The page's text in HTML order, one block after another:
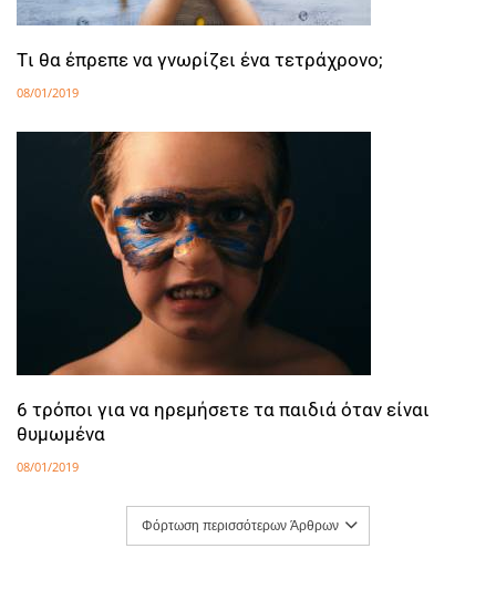
Tι θα έπρεπε να γνωρίζει ένα τετράχρονο;
08/01/2019
6 τρόποι για να ηρεμήσετε τα παιδιά όταν είναι
θυμωμένα
08/01/2019
Φόρτωση περισσότερων Άρθρων